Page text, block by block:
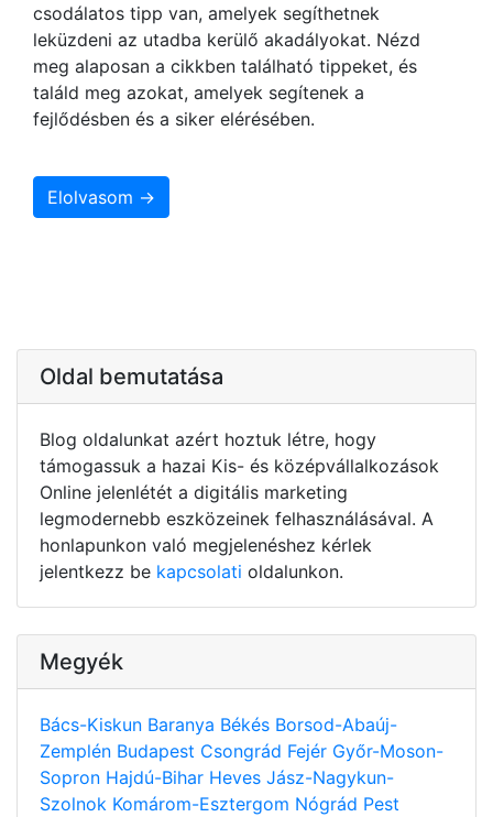
csodálatos tipp van, amelyek segíthetnek
leküzdeni az utadba kerülő akadályokat. Nézd
meg alaposan a cikkben található tippeket, és
találd meg azokat, amelyek segítenek a
fejlődésben és a siker elérésében.
Elolvasom →
Oldal bemutatása
Blog oldalunkat azért hoztuk létre, hogy
támogassuk a hazai Kis- és középvállalkozások
Online jelenlétét a digitális marketing
legmodernebb eszközeinek felhasználásával. A
honlapunkon való megjelenéshez kérlek
jelentkezz be kapcsolati oldalunkon.
Megyék
Bács-Kiskun Baranya Békés Borsod-Abaúj-
Zemplén Budapest Csongrád Fejér Győr-Moson-
Sopron Hajdú-Bihar Heves Jász-Nagykun-
Szolnok Komárom-Esztergom Nógrád Pest